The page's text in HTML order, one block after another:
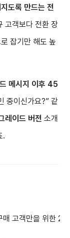
도록 만드는 전
고객보다 전환 장
잡기만 해도 높
메시지 이후 45
중이신가요?” 같
레이드 버전 소개
.
고객만을 위한